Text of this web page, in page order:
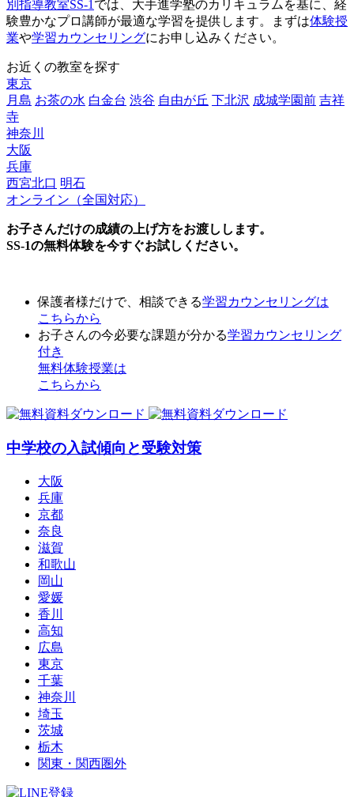
別指導教室SS-1 では、大手進学塾のカリキュラムを基に、経
験豊かなプロ講師が最適な学習を提供します。まずは体験授
業や学習カウンセリングにお申し込みください。
お近くの教室を探す
東京
月島 お茶の水 白金台 渋谷 自由が丘 下北沢 成城学園前 吉祥
寺
神奈川
大阪
兵庫
西宮北口 明石
オンライン（全国対応）
お子さんだけの成績の上げ方をお渡しします。
SS-1の無料体験を今すぐお試しください。
保護者様だけで、相談できる学習カウンセリングは
こちらから
お子さんの今必要な課題が分かる学習カウンセリング
付き
無料体験授業は
こちらから
中学校の入試傾向と受験対策
大阪
兵庫
京都
奈良
滋賀
和歌山
岡山
愛媛
香川
高知
広島
東京
千葉
神奈川
埼玉
茨城
栃木
関東・関西圏外